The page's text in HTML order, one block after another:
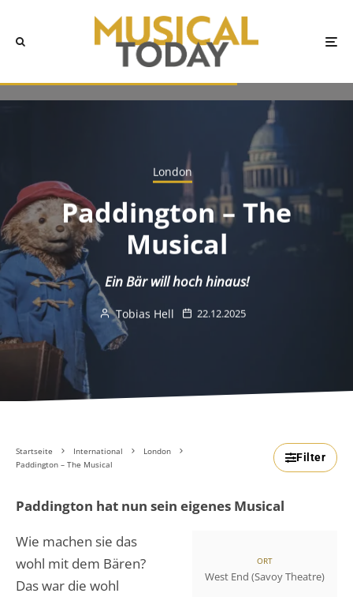
London
Paddington – The
Musical
Ein Bär will hoch hinaus!
Tobias Hell 22.12.2025
Startseite International
London
Paddington – The Musical
Filter
Paddington hat nun sein eigenes Musical
ORT
West End (Savoy Theatre)
Wie machen sie das
wohl mit dem Bären?
Das war die wohl